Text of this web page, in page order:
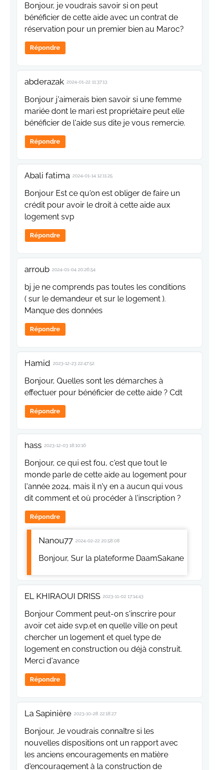
Bonjour, je voudrais savoir si on peut
bénéficier de cette aide avec un contrat de
réservation pour un premier bien au Maroc?
Répondre
abderazak 2024-01-22 11:37:13
Bonjour j'aimerais bien savoir si une femme
mariée dont le mari est propriétaire peut elle
bénéficier de l'aide sus dite je vous remercie.
Répondre
Abali fatima 2024-01-14 12:11:25
Bonjour Est ce qu'on est obliger de faire un
crédit pour avoir le droit à cette aide aux
logement svp
Répondre
arroub 2024-01-04 20:26:54
bj je ne comprends pas toutes les conditions
( sur le demandeur et sur le logement ).
Manque des données
Répondre
Hamid 2023-12-23 22:47:52
Bonjour, Quelles sont les démarches à
effectuer pour bénéficier de cette aide ? Cdt
Répondre
hass 2023-12-03 18:10:16
Bonjour, ce qui est fou, c'est que tout le
monde parle de cette aide au logement pour
l'année 2024, mais il n'y en a aucun qui vous
dit comment et où procéder à l'inscription ?
Répondre
Nanou77 2024-02-22 20:58:08
Bonjour, Sur la plateforme DaamSakane
EL KHIRAOUI DRISS 2023-11-02 17:14:43
Bonjour Comment peut-on s'inscrire pour
avoir cet aide svp.et en quelle ville on peut
chercher un logement et quel type de
logement en construction ou déjà construit.
Merci d'avance
Répondre
La Sapinière 2023-10-28 22:18:27
Bonjour, Je voudrais connaître si les
nouvelles dispositions ont un rapport avec
les anciens encouragements en matière
d'encouragement à la construction de